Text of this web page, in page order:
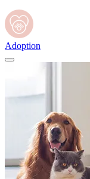
Adoption